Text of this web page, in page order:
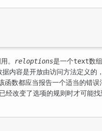
。 reloptions是一个text数
据内容是开放由访问方法定义的
函数都应当报告一个适当的错误
经改变了选项的规则时才可能